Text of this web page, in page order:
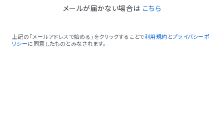
メールが届かない場合は こちら
上記の「メールアドレスで始める」をクリックすることで利用規約 とプライバシーポ
リシーに同意したものとみなされます。